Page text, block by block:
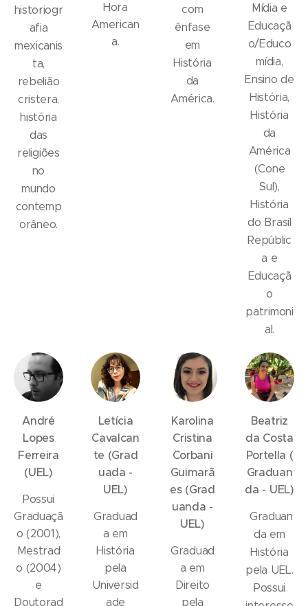
historiogr
afia
mexicanis
ta,
rebelião
cristera,
história
das
religiões
no
mundo
contemp
orâneo.
Hora
American
a.
com
ênfase
em
História
da
América.
Mídia e
Educaçã
o/Educo
mídia,
Ensino de
História,
História
da
América
(Cone
Sul),
História
do Brasil
Repúblic
a e
Educaçã
o
patrimoni
al.
André
Lopes
Ferreira
(UEL)
Possui
Graduaçã
o (2001),
Mestrad
o (2004)
e
Doutorad
Letícia
Cavalcan
te (Grad
uada -
UEL)
Graduad
a em
História
pela
Universid
ade
Karolina
Cristina
Corbani
Guimarã
es (Grad
uanda -
UEL)
Graduad
a em
Direito
pela
Beatriz
da Costa
Portella (
Graduan
da - UEL)
Graduan
da em
História
pela UEL.
Possui